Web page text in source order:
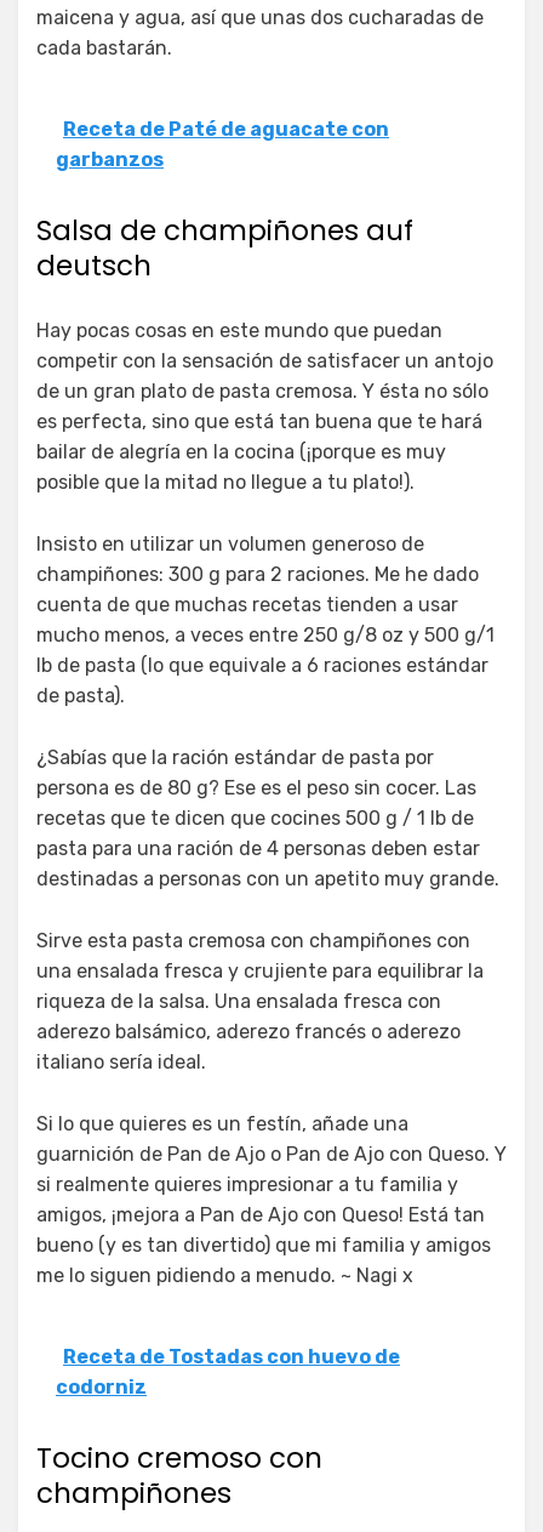
maicena y agua, así que unas dos cucharadas de
cada bastarán.
Receta de Paté de aguacate con
garbanzos
Salsa de champiñones auf
deutsch
Hay pocas cosas en este mundo que puedan
competir con la sensación de satisfacer un antojo
de un gran plato de pasta cremosa. Y ésta no sólo
es perfecta, sino que está tan buena que te hará
bailar de alegría en la cocina (¡porque es muy
posible que la mitad no llegue a tu plato!).
Insisto en utilizar un volumen generoso de
champiñones: 300 g para 2 raciones. Me he dado
cuenta de que muchas recetas tienden a usar
mucho menos, a veces entre 250 g/8 oz y 500 g/1
lb de pasta (lo que equivale a 6 raciones estándar
de pasta).
¿Sabías que la ración estándar de pasta por
persona es de 80 g? Ese es el peso sin cocer. Las
recetas que te dicen que cocines 500 g / 1 lb de
pasta para una ración de 4 personas deben estar
destinadas a personas con un apetito muy grande.
Sirve esta pasta cremosa con champiñones con
una ensalada fresca y crujiente para equilibrar la
riqueza de la salsa. Una ensalada fresca con
aderezo balsámico, aderezo francés o aderezo
italiano sería ideal.
Si lo que quieres es un festín, añade una
guarnición de Pan de Ajo o Pan de Ajo con Queso. Y
si realmente quieres impresionar a tu familia y
amigos, ¡mejora a Pan de Ajo con Queso! Está tan
bueno (y es tan divertido) que mi familia y amigos
me lo siguen pidiendo a menudo. ~ Nagi x
Receta de Tostadas con huevo de
codorniz
Tocino cremoso con
champiñones